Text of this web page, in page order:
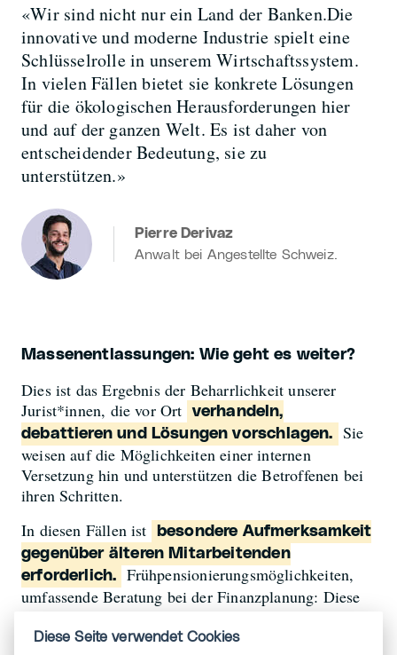
«Wir sind nicht nur ein Land der Banken.Die
innovative und moderne Industrie spielt eine
Schlüsselrolle in unserem Wirtschaftssystem.
In vielen Fällen bietet sie konkrete Lösungen
für die ökologischen Herausforderungen hier
und auf der ganzen Welt. Es ist daher von
entscheidender Bedeutung, sie zu
unterstützen.»
Pierre Derivaz
Anwalt bei Angestellte Schweiz.
Massenentlassungen: Wie geht es weiter?
Dies ist das Ergebnis der Beharrlichkeit unserer
Jurist*innen, die vor Ort
verhandeln,
debattieren und Lösungen vorschlagen.
Sie
weisen auf die Möglichkeiten einer internen
Versetzung hin und unterstützen die Betroffenen bei
ihren Schritten.
In diesen Fällen ist
besondere Aufmerksamkeit
gegenüber älteren Mitarbeitenden
erforderlich.
Frühpensionierungsmöglichkeiten,
umfassende Beratung bei der Finanzplanung: Diese
zu blicken. In Unternehmen, die dem MEM-GAV
Diese Seite verwendet Cookies